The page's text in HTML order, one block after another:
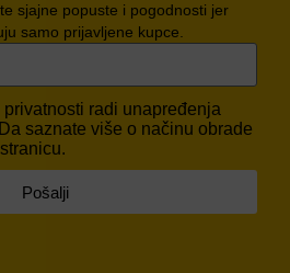
sjajne popuste i pogodnosti jer
samo prijavljene kupce.
privatnosti radi unapređenja
saznate više o načinu obrade
Pošalji